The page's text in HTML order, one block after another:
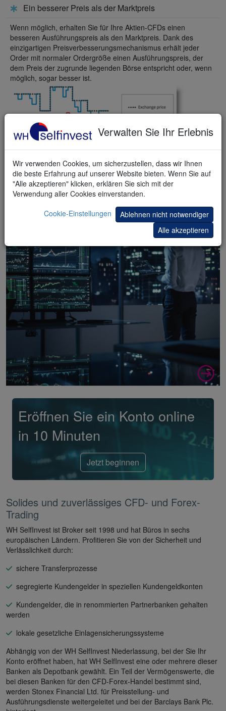
Ein besserer Preis als der Marktpreis
Wenn möglich, erhalten Sie für Ihre Aktien-CFDs einen
besseren Ausführungspreis als den Marktpreis. Dank des
einzigartigen Preisverbesserungsmechanismus erhält jeder
Order mit normaler Ordergröße einen Ausführungspreis, der
dem Preis der zugrunde liegenden Börse entspricht oder, wenn
möglich, sogar besser ist.
Eröffnen Sie ein Konto online
in 10 Minuten
Jetzt beginnen
Solides und zuverlässiges CFD- und Forex-
Trading
WH SelfInvest ist Broker seit 1998 und hat Büros in sechs
europäischen Ländern. Profitieren Sie von der Sicherheit und
Verlässlichkeit durch:
sichere Transferprozesse
segregierte Kundengelder in speziellen Kundengeldkonten
Kundengelder, die in renommierten Partnerbanken gehalten
werden
lokale gesetzliche Einlagensicherungssysteme
Abhängig von der WH SelfInvest Niederlassung, bei der Sie Ihr
Konto eröffnet haben, hat WH SelfInvest eine oder mehrere dieser
Banken als Depotbank gewählt. Ein Teil der Vermögenswerte, die
bei diesen Banken für den CFD-Forex-Handel bestimmt sind,
werden Stonex Financial Ltd. für Preisstellung- und
Ausführungsdienste weitergeleitet und bei der Barclays Bank Plc.
Verwalten Sie Ihr Erlebnis
Wir verwenden Cookies, um sicherzustellen, dass wir Ihnen
die beste Erfahrung auf unserer Website bieten. Wenn Sie auf
"Alle akzeptieren" klicken, erklären Sie sich mit der
Verwendung aller Cookies einverstanden.
Cookie-Einstellungen
Ablehnen nicht notwendiger
Alle akzeptieren